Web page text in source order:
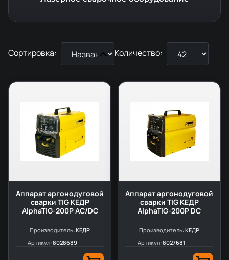
Сортировка: Количество:
Аппарат аргонодуговой
сварки TIG КЕДР
AlphaTIG-200P AC/DC
Производитель:КЕДР
Артикул:8028689
Аппарат аргонодуговой
сварки TIG КЕДР
AlphaTIG-200P DC
Производитель:КЕДР
Артикул:8027681